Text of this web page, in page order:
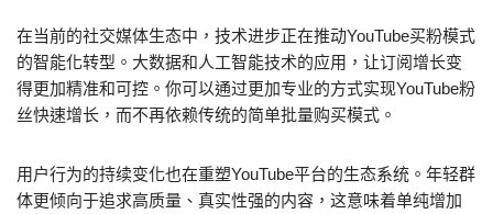
在当前的社交媒体生态中，技术进步正在推动YouTube买粉模式
的智能化转型。大数据和人工智能技术的应用，让订阅增长变
得更加精准和可控。你可以通过更加专业的方式实现YouTube粉
丝快速增长，而不再依赖传统的简单批量购买模式。
用户行为的持续变化也在重塑YouTube平台的生态系统。年轻群
体更倾向于追求高质量、真实性强的内容，这意味着单纯增加